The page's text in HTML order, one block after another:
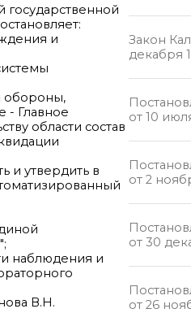
государственной
и
обороны,
- Главное
области состав
и утвердить в
наблюдения и
В.Н.
Закон
декабря
от 10
от 2
от 30
от 26